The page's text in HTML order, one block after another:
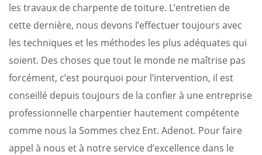
les travaux de charpente de toiture. L’entretien de
cette dernière, nous devons l’effectuer toujours avec
les techniques et les méthodes les plus adéquates qui
soient. Des choses que tout le monde ne maîtrise pas
forcément, c’est pourquoi pour l’intervention, il est
conseillé depuis toujours de la confier à une entreprise
professionnelle charpentier hautement compétente
comme nous la Sommes chez Ent. Adenot. Pour faire
appel à nous et à notre service d’excellence dans le